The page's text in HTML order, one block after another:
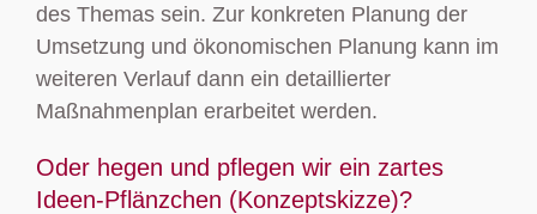
des Themas sein. Zur konkreten Planung der
Umsetzung und ökonomischen Planung kann im
weiteren Verlauf dann ein detaillierter
Maßnahmenplan erarbeitet werden.
Oder hegen und pflegen wir ein zartes
Ideen-Pflänzchen (Konzeptskizze)?